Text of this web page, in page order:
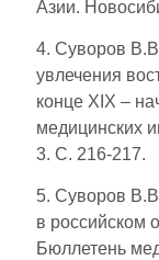
Азии.
4. Суворов
увлечения
конце XIX –
медицинских
3. С. 216-217.
5. Суворов
в российском
Бюллетень